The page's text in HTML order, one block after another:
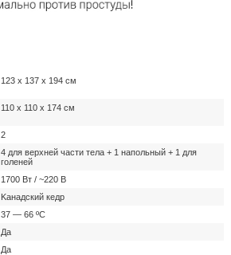
123 x 137 x 194 см
110 x 110 x 174 см
2
4 для верхней части тела + 1 напольный + 1 для
голеней
1700 Вт / ~220 В
Kанадский кедр
37 — 66 ºC
Да
Да